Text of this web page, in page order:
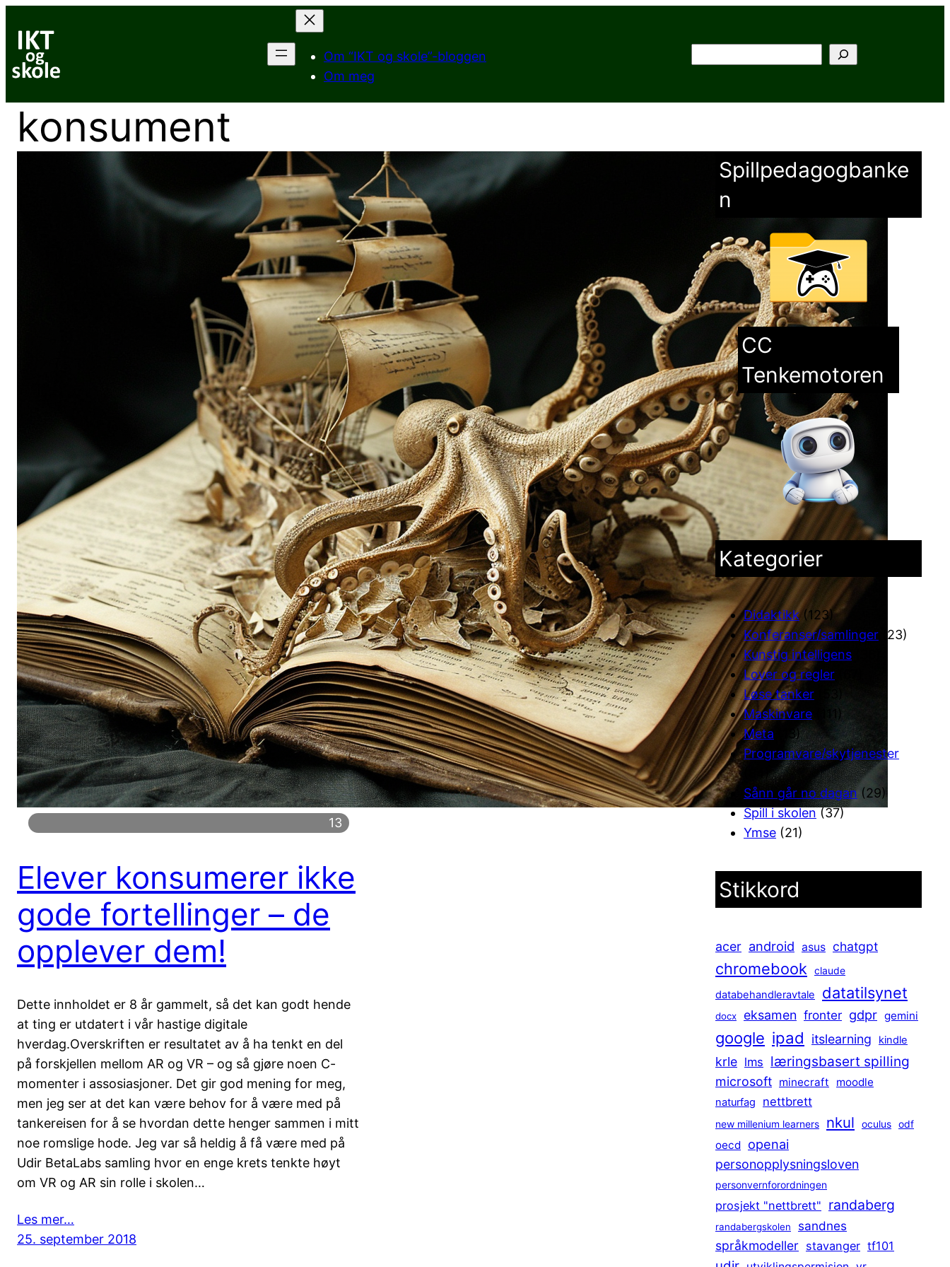
innhold
Om “IKT og skole”-bloggen
Om meg
konsument
13
Elever konsumerer ikke
gode fortellinger – de
opplever dem!
Dette innholdet er 8 år gammelt, så det kan godt hende
at ting er utdatert i vår hastige digitale
hverdag.Overskriften er resultatet av å ha tenkt en del
på forskjellen mellom AR og VR – og så gjøre noen C-
momenter i assosiasjoner. Det gir god mening for meg,
men jeg ser at det kan være behov for å være med på
tankereisen for å se hvordan dette henger sammen i mitt
noe romslige hode. Jeg var så heldig å få være med på
Udir BetaLabs samling hvor en enge krets tenkte høyt
om VR og AR sin rolle i skolen…
Les mer…
25. september 2018
Spillpedagogbanke
n
CC
Tenkemotoren
Kategorier
Didaktikk(123)
Konferanser/samlinger (23)
Kunstig intelligens
Lover og regler
Løse tanker
Maskinvare
Meta (13)
Programvare/skytjenester
Sånn går no dagan (29)
Spill i skolen(37)
Ymse (21)
Stikkord
acer android asus chatgpt
chromebook claude
databehandleravtale datatilsynet
docx eksamen fronter gdpr gemini
google ipad itslearning kindle
krle lms læringsbasert spilling
microsoft minecraft moodle
naturfag nettbrett
new millenium learners nkul oculus odf
oecd openai
personopplysningsloven
personvernforordningen
prosjekt "nettbrett" randaberg
randabergskolen
sandnes
språkmodeller stavanger tf101